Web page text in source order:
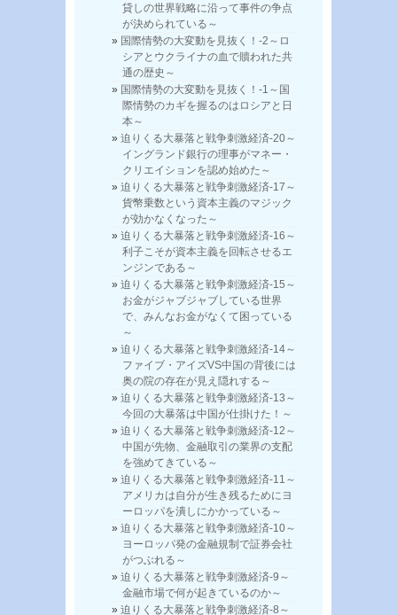
貸しの世界戦略に沿って事件の争点
が決められている～
国際情勢の大変動を見抜く！-2～ロ
シアとウクライナの血で贖われた共
通の歴史～
国際情勢の大変動を見抜く！-1～国
際情勢のカギを握るのはロシアと日
本～
迫りくる大暴落と戦争刺激経済-20～
イングランド銀行の理事がマネー・
クリエイションを認め始めた～
迫りくる大暴落と戦争刺激経済-17～
貨幣乗数という資本主義のマジック
が効かなくなった～
迫りくる大暴落と戦争刺激経済-16～
利子こそが資本主義を回転させるエ
ンジンである～
迫りくる大暴落と戦争刺激経済-15～
お金がジャブジャブしている世界
で、みんなお金がなくて困っている
～
迫りくる大暴落と戦争刺激経済-14～
ファイブ・アイズVS中国の背後には
奥の院の存在が見え隠れする～
迫りくる大暴落と戦争刺激経済-13～
今回の大暴落は中国が仕掛けた！～
迫りくる大暴落と戦争刺激経済-12～
中国が先物、金融取引の業界の支配
を強めてきている～
迫りくる大暴落と戦争刺激経済-11～
アメリカは自分が生き残るためにヨ
ーロッパを潰しにかかっている～
迫りくる大暴落と戦争刺激経済-10～
ヨーロッパ発の金融規制で証券会社
がつぶれる～
迫りくる大暴落と戦争刺激経済-9～
金融市場で何が起きているのか～
迫りくる大暴落と戦争刺激経済-8～